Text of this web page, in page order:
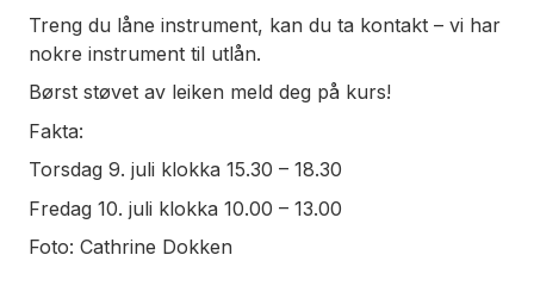
Treng du låne instrument, kan du ta kontakt – vi har
nokre instrument til utlån.
Børst støvet av leiken meld deg på kurs!
Fakta:
Torsdag 9. juli klokka 15.30 – 18.30
Fredag 10. juli klokka 10.00 – 13.00
Foto: Cathrine Dokken